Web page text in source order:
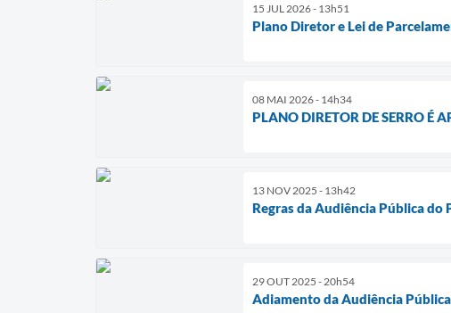
15 JUL 2026 - 13h51
Plano Diretor e Lei de
08 MAI 2026 - 14h34
PLANO DIRETOR DE SERRO É
13 NOV 2025 - 13h42
Regras da Audiência Pública
29 OUT 2025 - 20h54
Adiamento da Audiência